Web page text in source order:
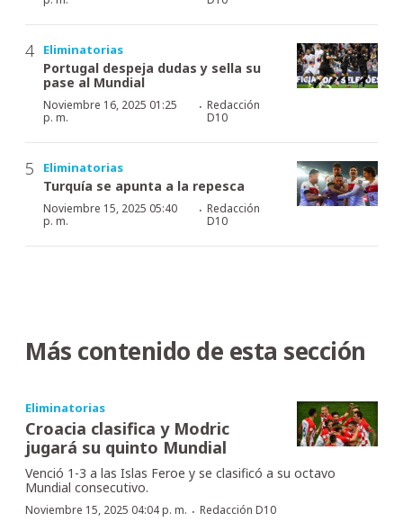
Eliminatorias
Portugal despeja dudas y sella su
pase al Mundial
Noviembre 16, 2025 01:25
p. m.
·Redacción
D10
Eliminatorias
Turquía se apunta a la repesca
Noviembre 15, 2025 05:40
p. m.
·Redacción
D10
Más contenido de esta sección
Eliminatorias
Croacia clasifica y Modric
jugará su quinto Mundial
Venció 1-3 a las Islas Feroe y se clasificó a su octavo
Mundial consecutivo.
Noviembre 15, 2025 04:04 p. m. · Redacción D10